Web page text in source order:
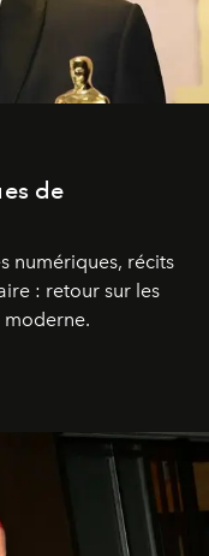
de
numériques, récits
: retour sur les